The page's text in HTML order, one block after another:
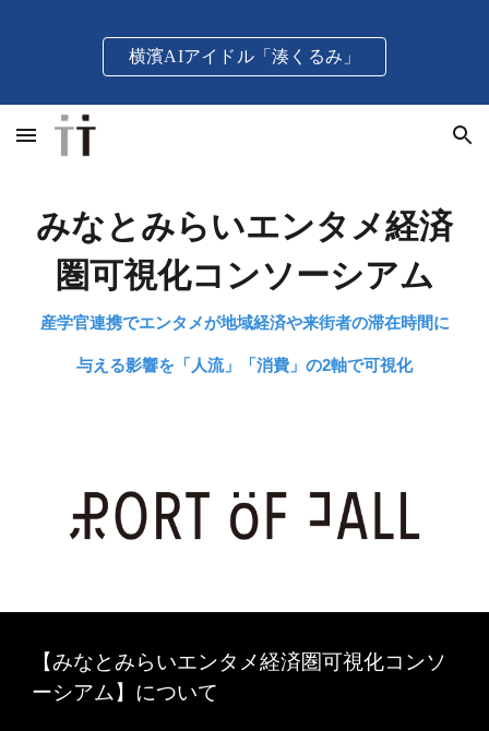
Skip to main content Skip to navigation
横濱AIアイドル「湊くるみ」
みなとみらいエンタメ経済
圏可視化コンソーシアム
産学官連携でエンタメが地域経済や来街者の滞在時間に
与える影響を「人流」「消費」 の2軸で可視化
【みなとみらいエンタメ経済圏可視化コンソ
ーシアム】について